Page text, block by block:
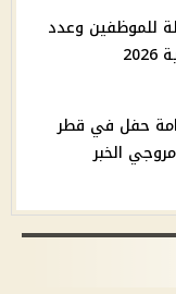
للموظفين وعدد
حفل في قطر
الخبر